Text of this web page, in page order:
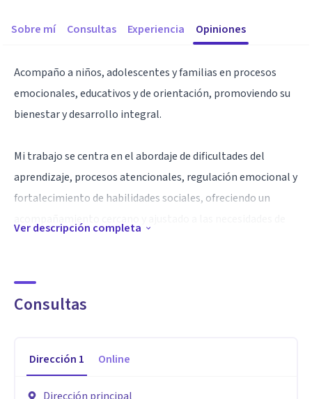
Sobre mí Consultas Experiencia Opiniones
Acompaño a niños, adolescentes y familias en procesos
emocionales, educativos y de orientación, promoviendo su
bienestar y desarrollo integral.
Mi trabajo se centra en el abordaje de dificultades del
aprendizaje, procesos atencionales, regulación emocional y
fortalecimiento de habilidades sociales, ofreciendo un
Desarrollo procesos psicológicos que incluyen evaluación,
orientación, intervención y seguimiento, así como
comprender mejor las necesidades emocionales y
Ver descripción completa
Consultas
Dirección 1 Online